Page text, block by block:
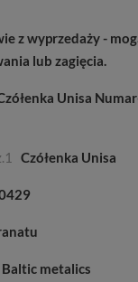
z wyprzedaży -
lub zagięcia.
Unisa
Czółenka Unisa
Baltic metalics